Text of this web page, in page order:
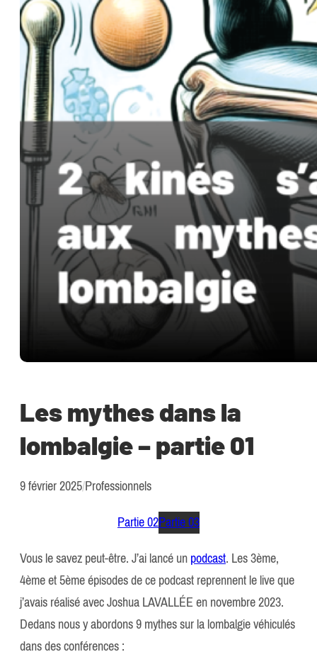
Les mythes dans la
lombalgie – partie 01
9 février 2025/Professionnels
Partie 02Partie 03
Vous le savez peut-être. J’ai lancé unpodcast. Les 3ème,
4ème et 5ème épisodes de ce podcast reprennent le live que
j’avais réalisé avec Joshua LAVALLÉE en novembre 2023.
Dedans nous y abordons 9 mythes sur la lombalgie véhiculés
dans des conférences :